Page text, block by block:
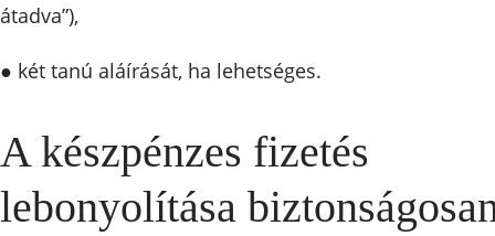
átadva”),
● két tanú aláírását, ha lehetséges.
A készpénzes fizetés
lebonyolítása